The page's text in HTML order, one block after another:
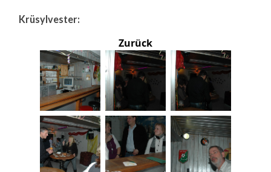
Krüsylvester:
Zurück